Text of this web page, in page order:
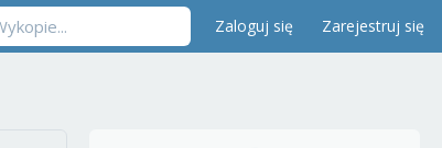
Zaloguj się Zarejestruj się